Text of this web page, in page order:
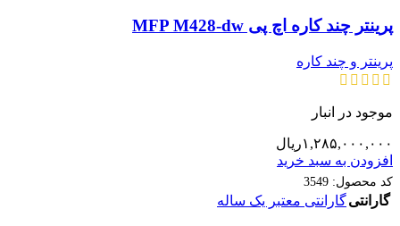
پرینتر چند کاره اچ پی MFP M428-dw
پرینتر و چند کاره
موجود در انبار
۱,۲۸۵,۰۰۰,۰۰۰ریال
افزودن به سبد خرید
کد محصول: 3549
گارانتیگارانتی معتبر یک ساله